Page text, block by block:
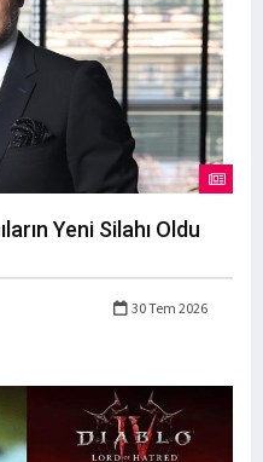
Yeni Silahı Oldu
30 Tem 2026